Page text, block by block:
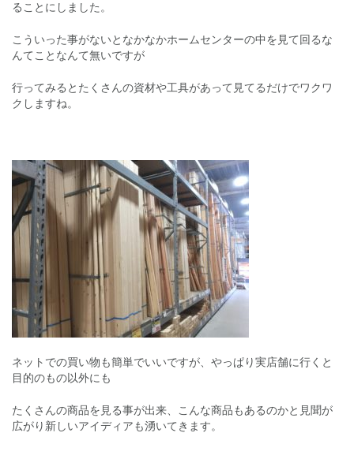
ることにしました。
こういった事がないとなかなかホームセンターの中を見て回るな
んてことなんて無いですが
行ってみるとたくさんの資材や工具があって見てるだけでワクワ
クしますね。
ネットでの買い物も簡単でいいですが、やっぱり実店舗に行くと
目的のもの以外にも
たくさんの商品を見る事が出来、こんな商品もあるのかと見聞が
広がり新しいアイディアも湧いてきます。